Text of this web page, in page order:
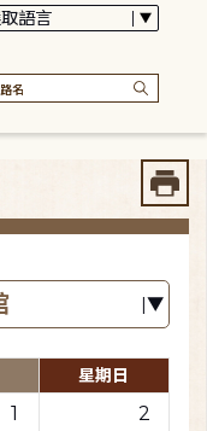
星期日
1 2